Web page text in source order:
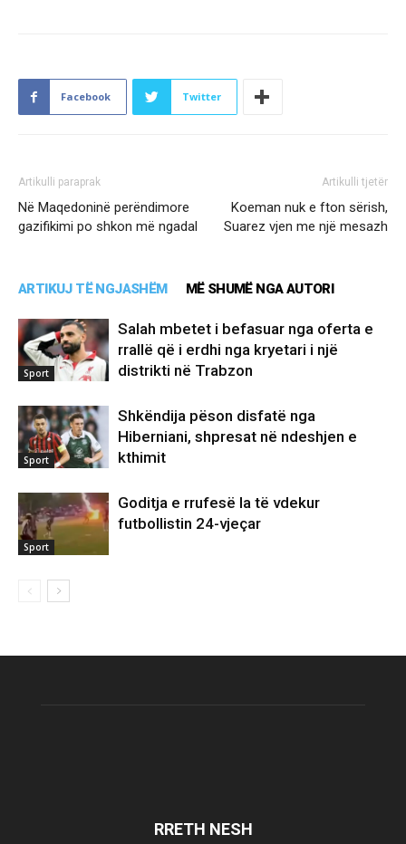
Facebook Twitter
Artikulli paraprak
Në Maqedoninë perëndimore
gazifikimi po shkon më ngadal
Artikulli tjetër
Koeman nuk e fton sërish,
Suarez vjen me një mesazh
ARTIKUJ TË NGJASHËM MË SHUMË NGA AUTORI
Sport
Salah mbetet i befasuar nga oferta e
rrallë që i erdhi nga kryetari i një
distrikti në Trabzon
Sport
Shkëndija pëson disfatë nga
Hiberniani, shpresat në ndeshjen e
kthimit
Sport
Goditja e rrufesë la të vdekur
futbollistin 24-vjeçar
RRETH NESH